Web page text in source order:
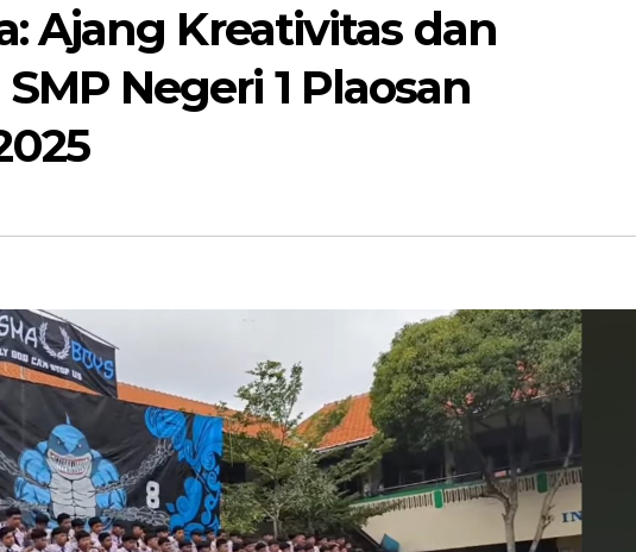
Ajang Kreativitas dan
Negeri 1 Plaosan